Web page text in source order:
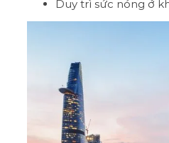
Duy trì sức nóng ở